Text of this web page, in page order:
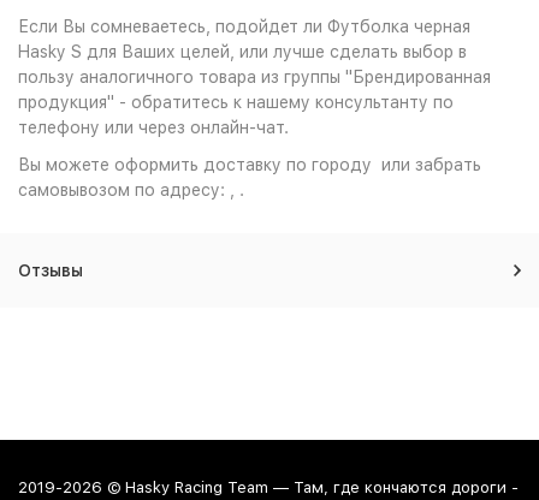
Если Вы сомневаетесь, подойдет ли Футболка черная
Hasky S для Ваших целей, или лучше сделать выбор в
пользу аналогичного товара из группы "Брендированная
продукция" - обратитесь к нашему консультанту по
телефону или через онлайн-чат.
Вы можете оформить доставку по городу или забрать
самовывозом по адресу: , .
Отзывы
2019-2026 © Hasky Racing Team — Там, где кончаются дороги -